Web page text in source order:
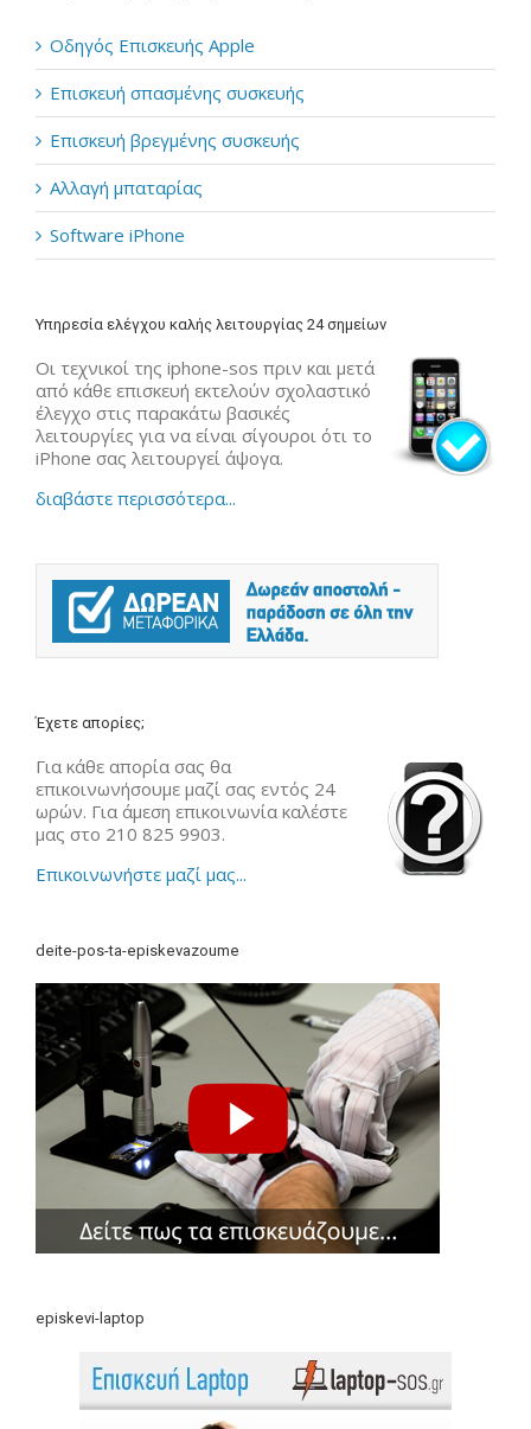
Οδηγός Επισκευής Apple
Επισκευή σπασμένης συσκευής
Επισκευή βρεγμένης συσκευής
Αλλαγή μπαταρίας
Software iPhone
Υπηρεσία ελέγχου καλής λειτουργίας 24 σημείων
Οι τεχνικοί της iphone-sos πριν και μετά
από κάθε επισκευή εκτελούν σχολαστικό
έλεγχο στις παρακάτω βασικές
λειτουργίες για να είναι σίγουροι ότι το
iPhone σας λειτουργεί άψογα.
διαβάστε περισσότερα...
Έχετε απορίες;
Για κάθε απορία σας θα
επικοινωνήσουμε μαζί σας εντός 24
ωρών. Για άμεση επικοινωνία καλέστε
μας στο 210 825 9903.
Επικοινωνήστε μαζί μας...
deite-pos-ta-episkevazoume
episkevi-laptop